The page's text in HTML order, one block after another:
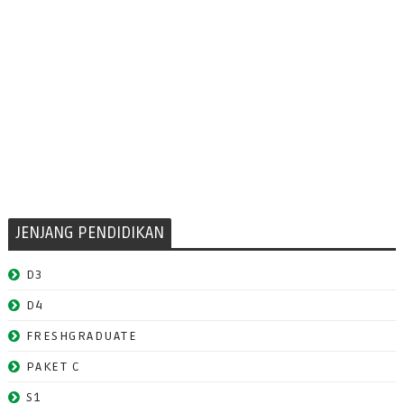
JENJANG PENDIDIKAN
D3
D4
FRESHGRADUATE
PAKET C
S1